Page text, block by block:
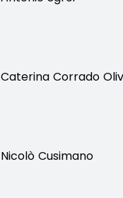
Caterina Corrado
Nicolò Cusimano